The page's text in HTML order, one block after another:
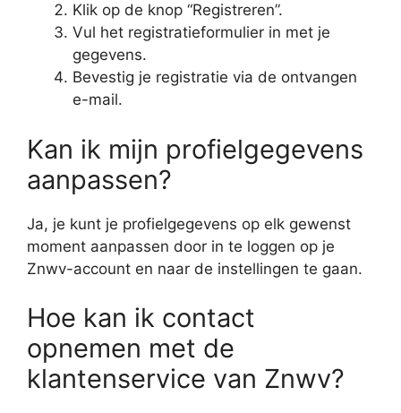
Klik op de knop “Registreren”.
Vul het registratieformulier in met je
gegevens.
Bevestig je registratie via de ontvangen
e-mail.
Kan ik mijn profielgegevens
aanpassen?
Ja, je kunt je profielgegevens op elk gewenst
moment aanpassen door in te loggen op je
Znwv-account en naar de instellingen te gaan.
Hoe kan ik contact
opnemen met de
klantenservice van Znwv?